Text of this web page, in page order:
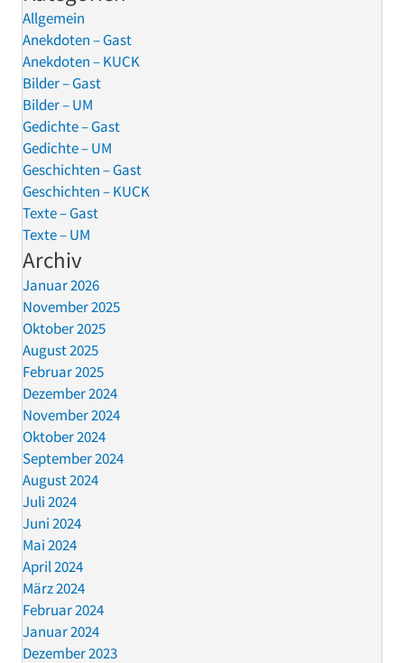
Allgemein
Anekdoten – Gast
Anekdoten – KUCK
Bilder – Gast
Bilder – UM
Gedichte – Gast
Gedichte – UM
Geschichten – Gast
Geschichten – KUCK
Texte – Gast
Texte – UM
Archiv
Januar 2026
November 2025
Oktober 2025
August 2025
Februar 2025
Dezember 2024
November 2024
Oktober 2024
September 2024
August 2024
Juli 2024
Juni 2024
Mai 2024
April 2024
März 2024
Februar 2024
Januar 2024
Dezember 2023